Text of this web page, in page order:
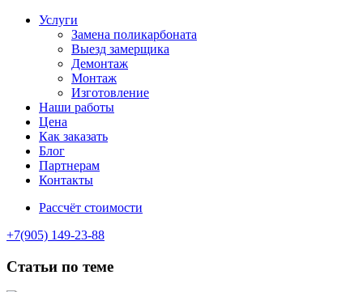
Услуги
Замена поликарбоната
Выезд замерщика
Демонтаж
Монтаж
Изготовление
Наши работы
Цена
Как заказать
Блог
Партнерам
Контакты
Рассчёт стоимости
+7(905) 149-23-88
Статьи по теме